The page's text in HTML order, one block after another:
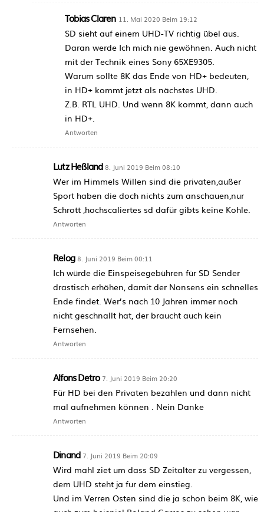
Tobias Claren 11. Mai 2020 Beim 19:12
SD sieht auf einem UHD-TV richtig übel aus.
Daran werde Ich mich nie gewöhnen. Auch nicht
mit der Technik eines Sony 65XE9305.
Warum sollte 8K das Ende von HD+ bedeuten,
in HD+ kommt jetzt als nächstes UHD.
Z.B. RTL UHD. Und wenn 8K kommt, dann auch
in HD+.
Antworten
Lutz Heßland 8. Juni 2019 Beim 08:10
Wer im Himmels Willen sind die privaten,außer
Sport haben die doch nichts zum anschauen,nur
Schrott ,hochscaliertes sd dafür gibts keine Kohle.
Antworten
Relog 8. Juni 2019 Beim 00:11
Ich würde die Einspeisegebühren für SD Sender
drastisch erhöhen, damit der Nonsens ein schnelles
Ende findet. Wer’s nach 10 Jahren immer noch
nicht geschnallt hat, der braucht auch kein
Fernsehen.
Antworten
Alfons Detro 7. Juni 2019 Beim 20:20
Für HD bei den Privaten bezahlen und dann nicht
mal aufnehmen können . Nein Danke
Antworten
Dinand 7. Juni 2019 Beim 20:09
Wird mahl ziet um dass SD Zeitalter zu vergessen,
dem UHD steht ja fur dem einstieg.
Und im Verren Osten sind die ja schon beim 8K, wie